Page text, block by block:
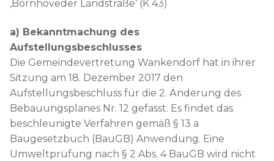
‚Bornhöveder Landstraße‘ (K 43)
a) Bekanntmachung des
Aufstellungsbeschlusses
Die Gemeindevertretung Wankendorf hat in ihrer
Sitzung am 18. Dezember 2017 den
Aufstellungsbeschluss für die 2. Änderung des
Bebauungsplanes Nr. 12 gefasst. Es findet das
beschleunigte Verfahren gemäß § 13 a
Baugesetzbuch (BauGB) Anwendung. Eine
Umweltprüfung nach § 2 Abs. 4 BauGB wird nicht